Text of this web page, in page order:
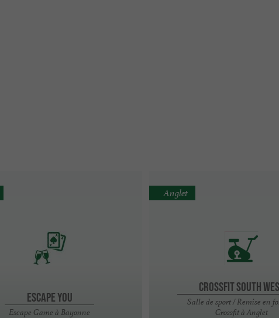
Escape You
Escape Game à Bayonne
Crossfit South
Salle de sport / Remise en
Crossfit à Anglet
Anglet